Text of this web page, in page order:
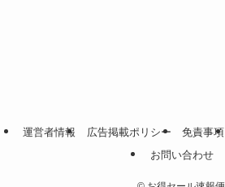
運営者情報 広告掲載ポリシー 免責事項
お問い合わせ